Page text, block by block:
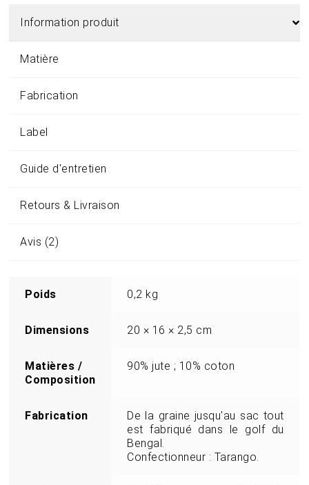
Information produit
Matière
Fabrication
Label
Guide d'entretien
Retours & Livraison
Avis (2)
Poids 0,2 kg
Dimensions 20 × 16 × 2,5 cm
Matières /
Composition
90% jute ; 10% coton
Fabrication
De la graine jusqu'au sac tout
est fabriqué dans le golf du
Bengal.
Confectionneur : Tarango.